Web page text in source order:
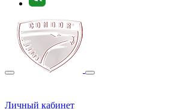
Личный кабинет